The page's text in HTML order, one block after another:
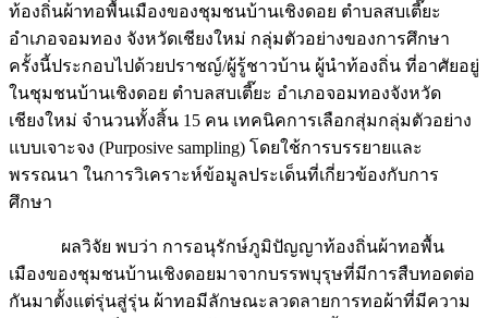
ท้องถิ่นผ้าทอพื้นเมืองของชุมชนบ้านเชิงดอย ตำบลสบเตี๊ยะ
อำเภอจอมทอง จังหวัดเชียงใหม่ กลุ่มตัวอย่างของการศึกษา
ครั้งนี้ประกอบไปด้วยปราชญ์/ผู้รู้ชาวบ้าน ผู้นำท้องถิ่น ที่อาศัยอยู่
ในชุมชนบ้านเชิงดอย ตำบลสบเตี๊ยะ อำเภอจอมทองจังหวัด
เชียงใหม่ จำนวนทั้งสิ้น 15 คน เทคนิคการเลือกสุ่มกลุ่มตัวอย่าง
แบบเจาะจง (Purposive sampling) โดยใช้การบรรยายและ
พรรณนา ในการวิเคราะห์ข้อมูลประเด็นที่เกี่ยวข้องกับการ
ศึกษา
ผลวิจัย พบว่า การอนุรักษ์ภูมิปัญญาท้องถิ่นผ้าทอพื้น
เมืองของชุมชนบ้านเชิงดอยมาจากบรรพบุรุษที่มีการสืบทอดต่อ
กันมาตั้งแต่รุ่นสู่รุ่น ผ้าทอมีลักษณะลวดลายการทอผ้าที่มีความ